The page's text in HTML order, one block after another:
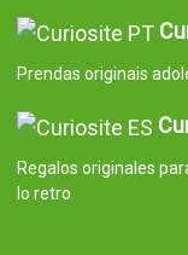
Prendas originais
Regalos originales
lo retro